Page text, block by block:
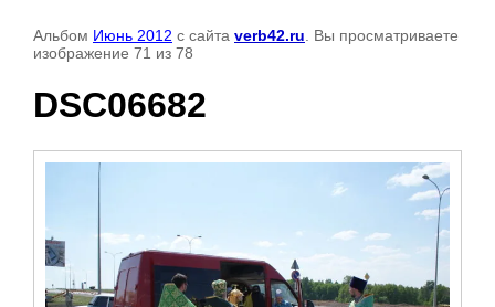
Альбом Июнь 2012 с сайта verb42.ru . Вы просматриваете
изображение 71 из 78
DSC06682